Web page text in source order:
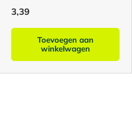
3,39
Toevoegen aan
winkelwagen